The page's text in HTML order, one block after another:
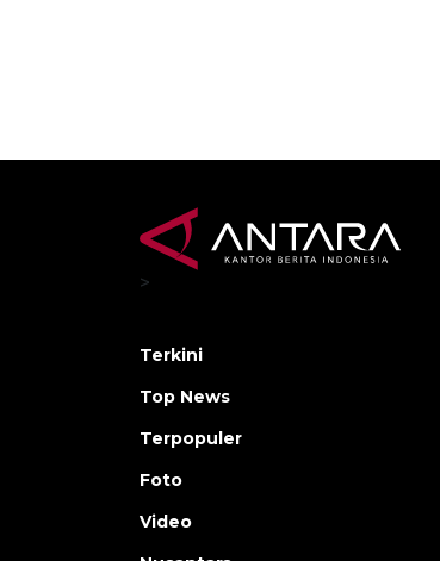
>
Terkini
Top News
Terpopuler
Foto
Video